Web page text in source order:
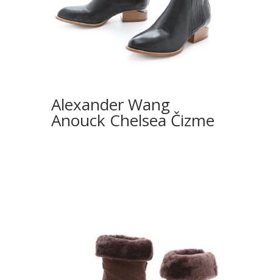
Alexander Wang
Anouck Chelsea Čizme